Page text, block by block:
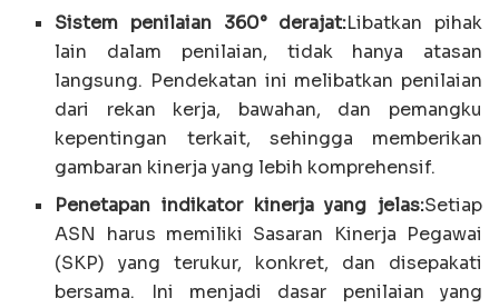
Sistem penilaian 360° derajat:Libatkan pihak
lain dalam penilaian, tidak hanya atasan
langsung. Pendekatan ini melibatkan penilaian
dari rekan kerja, bawahan, dan pemangku
kepentingan terkait, sehingga memberikan
gambaran kinerja yang lebih komprehensif.
Penetapan indikator kinerja yang jelas:Setiap
ASN harus memiliki Sasaran Kinerja Pegawai
(SKP) yang terukur, konkret, dan disepakati
bersama. Ini menjadi dasar penilaian yang